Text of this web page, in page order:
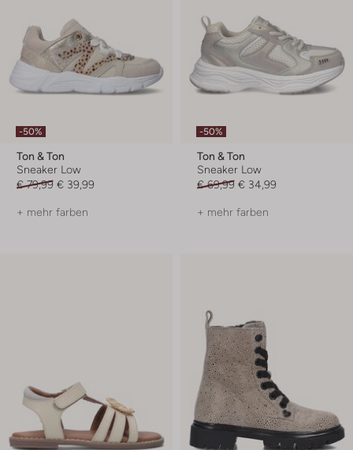
-50%
Ton & Ton
Sneaker Low
€ 79,99 € 39,99
+ mehr farben
-50%
Ton & Ton
Sneaker Low
€ 69,99 € 34,99
+ mehr farben